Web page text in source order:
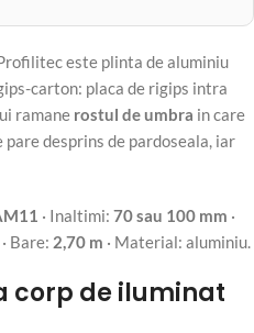
este plinta de aluminiu
carton: placa de rigips intra
ramane rostul de umbra in care
desprins de pardoseala, iar
· Inaltimi: 70 sau 100 mm ·
· Bare: 2,70 m · Material: aluminiu.
corp de iluminat